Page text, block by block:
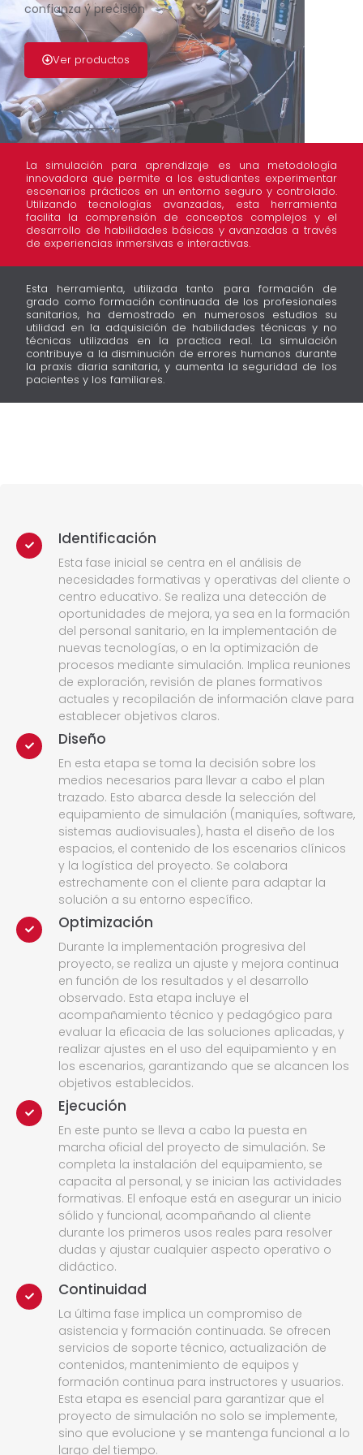
confianza y precisión
Ver productos
La simulación para aprendizaje es una metodología
innovadora que permite a los estudiantes experimentar
escenarios prácticos en un entorno seguro y controlado.
Utilizando tecnologías avanzadas, esta herramienta
facilita la comprensión de conceptos complejos y el
desarrollo de habilidades básicas y avanzadas a través
de experiencias inmersivas e interactivas.
Esta herramienta, utilizada tanto para formación de
grado como formación continuada de los profesionales
sanitarios, ha demostrado en numerosos estudios su
utilidad en la adquisición de habilidades técnicas y no
técnicas utilizadas en la practica real. La simulación
contribuye a la disminución de errores humanos durante
la praxis diaria sanitaria, y aumenta la seguridad de los
pacientes y los familiares.
Identificación
Esta fase inicial se centra en el análisis de
necesidades formativas y operativas del cliente o
centro educativo. Se realiza una detección de
oportunidades de mejora, ya sea en la formación
del personal sanitario, en la implementación de
nuevas tecnologías, o en la optimización de
procesos mediante simulación. Implica reuniones
de exploración, revisión de planes formativos
actuales y recopilación de información clave para
establecer objetivos claros.
Diseño
En esta etapa se toma la decisión sobre los
medios necesarios para llevar a cabo el plan
trazado. Esto abarca desde la selección del
equipamiento de simulación (maniquíes, software,
sistemas audiovisuales), hasta el diseño de los
espacios, el contenido de los escenarios clínicos
y la logística del proyecto. Se colabora
estrechamente con el cliente para adaptar la
solución a su entorno específico.
Optimización
Durante la implementación progresiva del
proyecto, se realiza un ajuste y mejora continua
en función de los resultados y el desarrollo
observado. Esta etapa incluye el
acompañamiento técnico y pedagógico para
evaluar la eficacia de las soluciones aplicadas, y
realizar ajustes en el uso del equipamiento y en
los escenarios, garantizando que se alcancen los
objetivos establecidos.
Ejecución
En este punto se lleva a cabo la puesta en
marcha oficial del proyecto de simulación. Se
completa la instalación del equipamiento, se
capacita al personal, y se inician las actividades
formativas. El enfoque está en asegurar un inicio
sólido y funcional, acompañando al cliente
durante los primeros usos reales para resolver
dudas y ajustar cualquier aspecto operativo o
didáctico.
Continuidad
La última fase implica un compromiso de
asistencia y formación continuada. Se ofrecen
servicios de soporte técnico, actualización de
contenidos, mantenimiento de equipos y
formación continua para instructores y usuarios.
Esta etapa es esencial para garantizar que el
proyecto de simulación no solo se implemente,
sino que evolucione y se mantenga funcional a lo
largo del tiempo.